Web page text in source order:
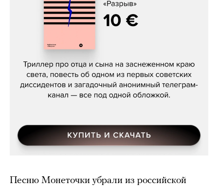
Даниил Туровский, «Разрыв»
Песню Монеточки убрали из российской